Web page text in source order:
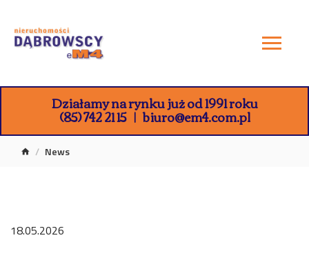
Działamy na rynku już od 1991 roku
(85) 742 21 15 biuro@em4.com.pl
News
18.05.2026